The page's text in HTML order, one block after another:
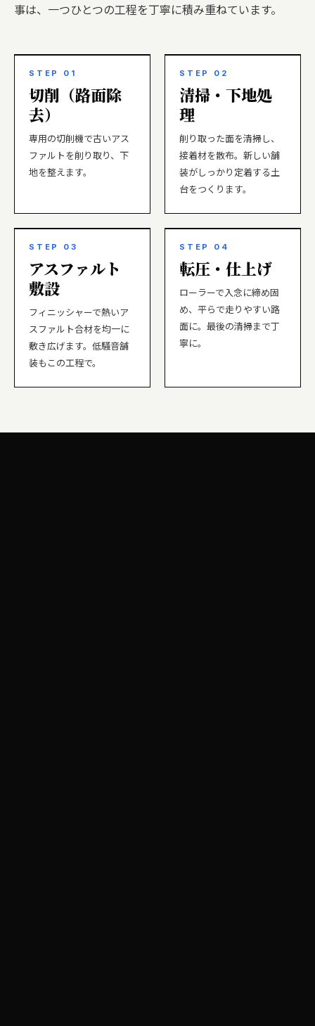
事は、一つひとつの工程を丁寧に積み重ねています。
STEP 01
切削（路面除
去）
専用の切削機で古いアス
ファルトを削り取り、下
地を整えます。
STEP 02
清掃・下地処
理
削り取った面を清掃し、
接着材を散布。新しい舗
装がしっかり定着する土
台をつくります。
STEP 03
アスファルト
敷設
フィニッシャーで熱いア
スファルト合材を均一に
敷き広げます。低騒音舗
装もこの工程で。
STEP 04
転圧・仕上げ
ローラーで入念に締め固
め、平らで走りやすい路
面に。最後の清掃まで丁
寧に。